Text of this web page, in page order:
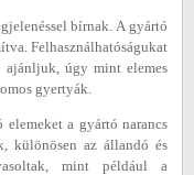
bírnak. A gyártó
Felhasználhatóságukat
ajánljuk, úgy mint elemes
gyertyák.
elemeket a gyártó narancs
különösen az állandó és
mint például a